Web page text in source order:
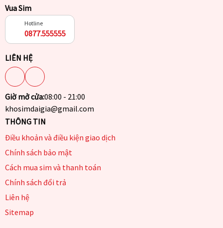
Vua Sim
Hotline
0877.555555
LIÊN HỆ
Giờ mở cửa:08:00 - 21:00
khosimdaigia@gmail.com
THÔNG TIN
Điều khoản và điều kiện giao dịch
Chính sách bảo mật
Cách mua sim và thanh toán
Chính sách đổi trả
Liên hệ
Sitemap